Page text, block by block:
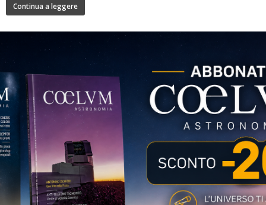
Continua a leggere